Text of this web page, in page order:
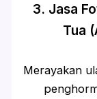
3. Jasa
Tua
Merayakan